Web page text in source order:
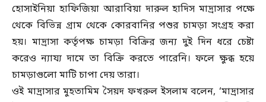
হোসাইনিয়া হাফিজিয়া আরাবিয়া দারুল হাদিস মাদ্রাসার পক্ষে
থেকে বিভিন্ন গ্রাম থেকে কোরবানির পশুর চামড়া সংগ্রহ করা
হয়। মাদ্রাসা কর্তৃপক্ষ চামড়া বিক্রির জন্য দুই দিন ধরে চেষ্টা
করেও ন্যায্য দামে তা বিক্রি করতে পারেনি। ফলে ক্ষুব্ধ হয়ে
চামড়াগুলো মাটি চাপা দেয় তারা।
ওই মাদ্রাসার মুহতামিম সৈয়দ ফখরুল ইসলাম বলেন, ‘মাদ্রাসার